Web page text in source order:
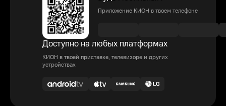
Приложение КИОН в твоем телефоне
Доступно на любых платформах
КИОН в твоей приставке, телевизоре и других
устройствах